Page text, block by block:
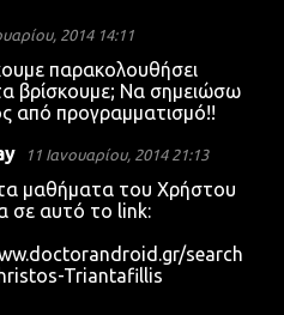
2014 14:11
παρακολουθήσει
βρίσκουμε; Να σημειώσω
από προγραμματισμό!!
11 Ιανουαρίου, 2014 21:13
μαθήματα του Χρήστου
σε αυτό το link:
search
Triantafillis